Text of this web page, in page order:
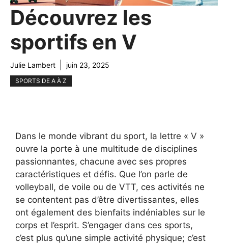
Découvrez les
sportifs en V
Julie Lambert juin 23, 2025
SPORTS DE A À Z
Dans le monde vibrant du sport, la lettre « V »
ouvre la porte à une multitude de disciplines
passionnantes, chacune avec ses propres
caractéristiques et défis. Que l’on parle de
volleyball, de voile ou de VTT, ces activités ne
se contentent pas d’être divertissantes, elles
ont également des bienfaits indéniables sur le
corps et l’esprit. S’engager dans ces sports,
c’est plus qu’une simple activité physique; c’est